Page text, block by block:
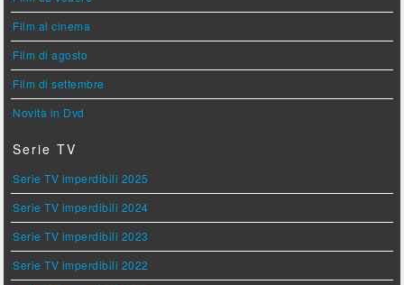
Film al cinema
Film di agosto
Film di settembre
Novità in Dvd
Serie TV
Serie TV imperdibili 2025
Serie TV imperdibili 2024
Serie TV imperdibili 2023
Serie TV imperdibili 2022